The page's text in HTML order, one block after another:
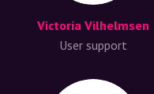
Victoria Vilhelmsen
User support